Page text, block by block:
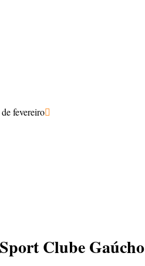
fevereiro
Clube Gaúcho